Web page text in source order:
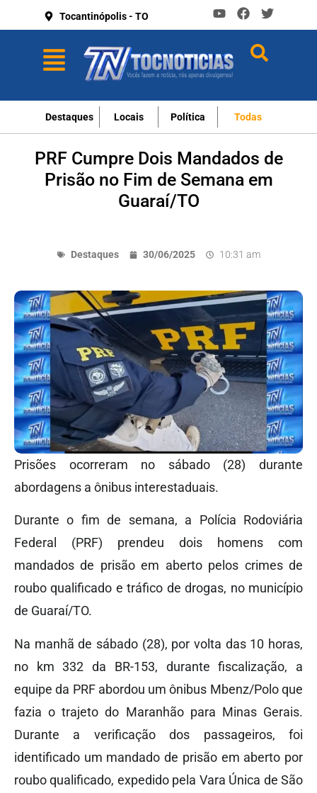
Tocantinópolis - TO
Destaques Locais Política Todas
PRF Cumpre Dois Mandados de
Prisão no Fim de Semana em
Guaraí/TO
Destaques 30/06/2025 10:31 am
Prisões ocorreram no sábado (28) durante
abordagens a ônibus interestaduais.
Durante o fim de semana, a Polícia Rodoviária
Federal (PRF) prendeu dois homens com
mandados de prisão em aberto pelos crimes de
roubo qualificado e tráfico de drogas, no município
de Guaraí/TO.
Na manhã de sábado (28), por volta das 10 horas,
no km 332 da BR-153, durante fiscalização, a
equipe da PRF abordou um ônibus Mbenz/Polo que
fazia o trajeto do Maranhão para Minas Gerais.
Durante a verificação dos passageiros, foi
identificado um mandado de prisão em aberto por
roubo qualificado, expedido pela Vara Única de São